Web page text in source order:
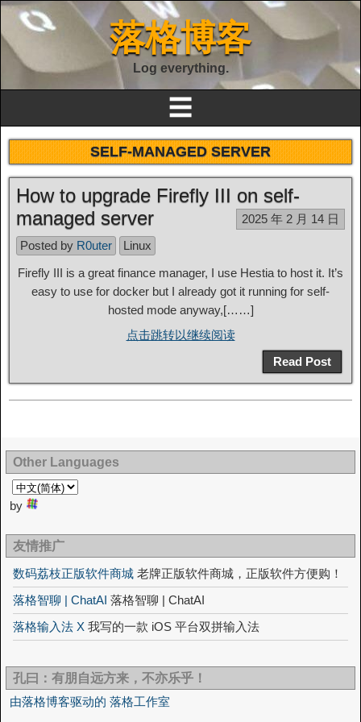
落格博客
Log everything.
☰
SELF-MANAGED SERVER
How to upgrade Firefly III on self-
managed server
2025 年 2 月 14 日
Posted by R0uter
Linux
Firefly III is a great finance manager, I use Hestia to host it. It’s
easy to use for docker but I already got it running for self-
hosted mode anyway,[……]
点击跳转以继续阅读
Read Post
Other Languages
by
友情推广
数码荔枝正版软件商城 老牌正版软件商城，正版软件方便购！
落格智聊 | ChatAI 落格智聊 | ChatAI
落格输入法 X 我写的一款 iOS 平台双拼输入法
孔曰：有朋自远方来，不亦乐乎！
由落格博客驱动的 落格工作室